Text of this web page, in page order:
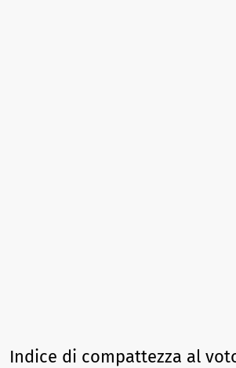
Indice di compattezza al